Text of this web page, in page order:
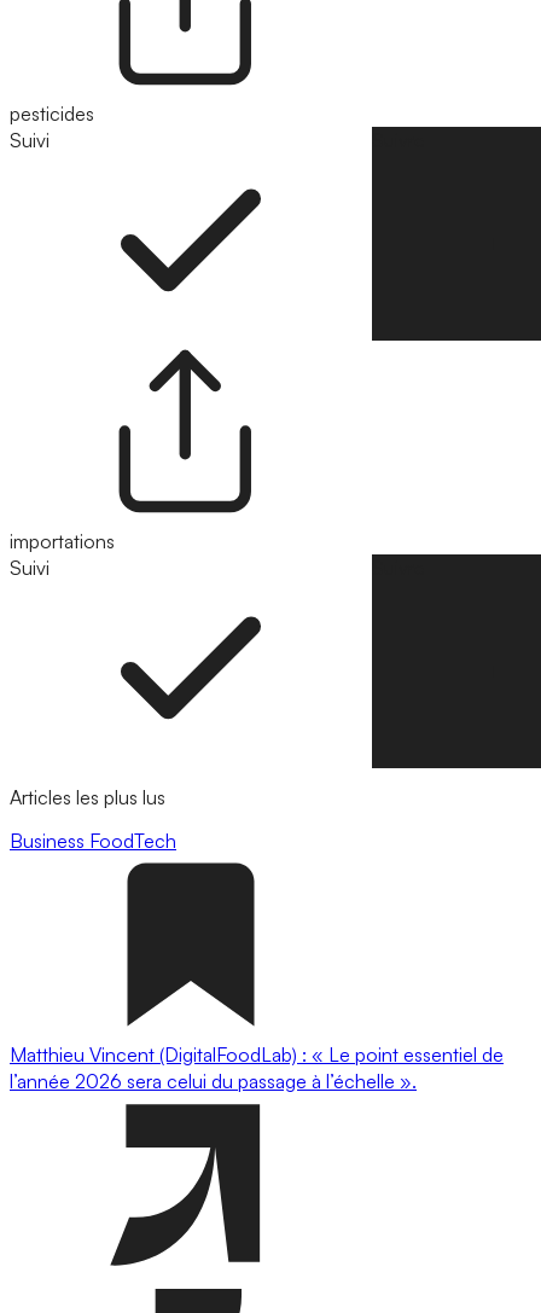
pesticides
Suivi
importations
Suivi
Articles les plus lus
Business FoodTech
Matthieu Vincent (DigitalFoodLab) : « Le point essentiel de
l’année 2026 sera celui du passage à l’échelle ».